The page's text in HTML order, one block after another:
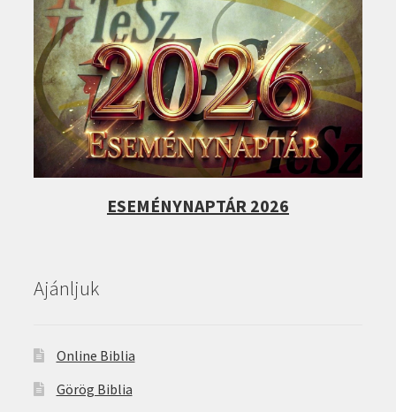
ESEMÉNYNAPTÁR 2026
Ajánljuk
Online Biblia
Görög Biblia